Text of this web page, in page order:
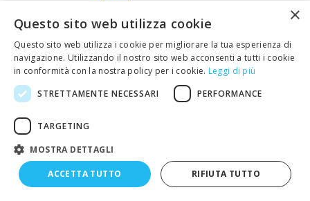
Termorestringente Raychem RNF3000
Termorestringente Raychem CGPT
Termorestringente Panduit
Termorestringenti colorati
Termorestringenti vari
Piastrine di ancoraggio per fascette
Profilati passacavo in plastica - Plioboard
Segnacavi numerici
Alimentatori a corrente e a tensione costante
Alimentatori a corrente costante per led
Alimentatori a tensione costante per led
×
Questo sito web utilizza cookie
Questo sito web utilizza i cookie per migliorare la tua esperienza di
navigazione. Utilizzando il nostro sito web acconsenti a tutti i cookie
in conformità con la nostra policy per i cookie. Leggi di più
STRETTAMENTE NECESSARI
PERFORMANCE
TARGETING
MOSTRA DETTAGLI
ACCETTA TUTTO RIFIUTA TUTTO